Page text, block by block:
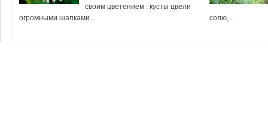
своим цветением : кусты цвели
огромными шапками...
солю,...